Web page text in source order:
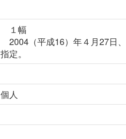
１幅
2004（平成16）年４月27日
指定。
個人